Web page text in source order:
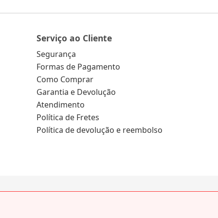
Serviço ao Cliente
Segurança
Formas de Pagamento
Como Comprar
Garantia e Devolução
Atendimento
Política de Fretes
Política de devolução e reembolso